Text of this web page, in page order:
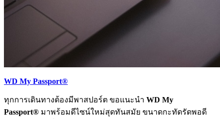
WD My Passport®
ทุกการเดินทางต้องมีพาสปอร์ต ขอแนะนำ WD My
Passport® มาพร้อมดีไซน์ใหม่สุดทันสมัย ขนาดกะทัดรัดพอดี